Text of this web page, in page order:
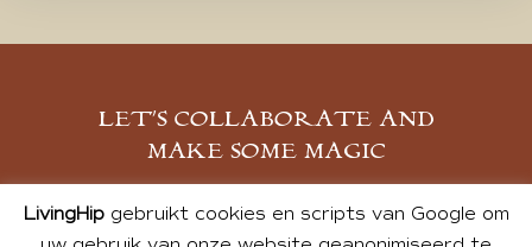
LET’S COLLABORATE AND
MAKE SOME MAGIC
MELD JE AAN
LivingHipgebruikt cookies en scripts van Google om